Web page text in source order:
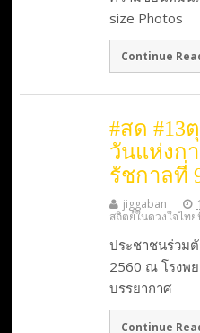
size Photos
Continue
#สด #13
วันแห่งก
รัชกาลที่
jiggaban
สถิตย์ในดวงใจไท
ประชาชนร่วม
2560 ณ โรงพ
บรรยากาศ
Continue